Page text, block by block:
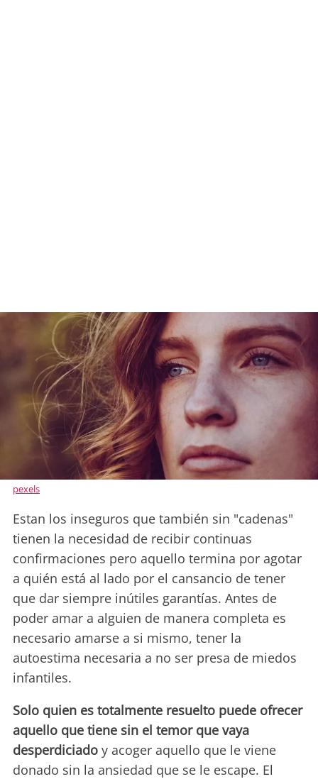
pexels
Estan los inseguros que también sin "cadenas"
tienen la necesidad de recibir continuas
confirmaciones pero aquello termina por agotar
a quién está al lado por el cansancio de tener
que dar siempre inútiles garantías. Antes de
poder amar a alguien de manera completa es
necesario amarse a si mismo, tener la
autoestima necesaria a no ser presa de miedos
infantiles.
Solo quien es totalmente resuelto puede ofrecer
aquello que tiene sin el temor que vaya
desperdiciado y acoger aquello que le viene
donado sin la ansiedad que se le escape. El